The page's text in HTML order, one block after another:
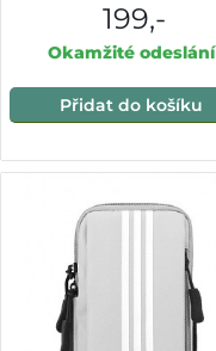
199,-
Okamžité odeslání
Přidat do košíku